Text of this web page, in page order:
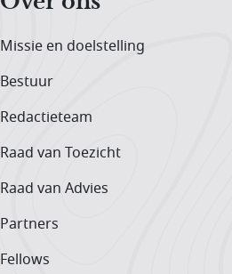
Missie en doelstelling
Bestuur
Redactieteam
Raad van Toezicht
Raad van Advies
Partners
Fellows